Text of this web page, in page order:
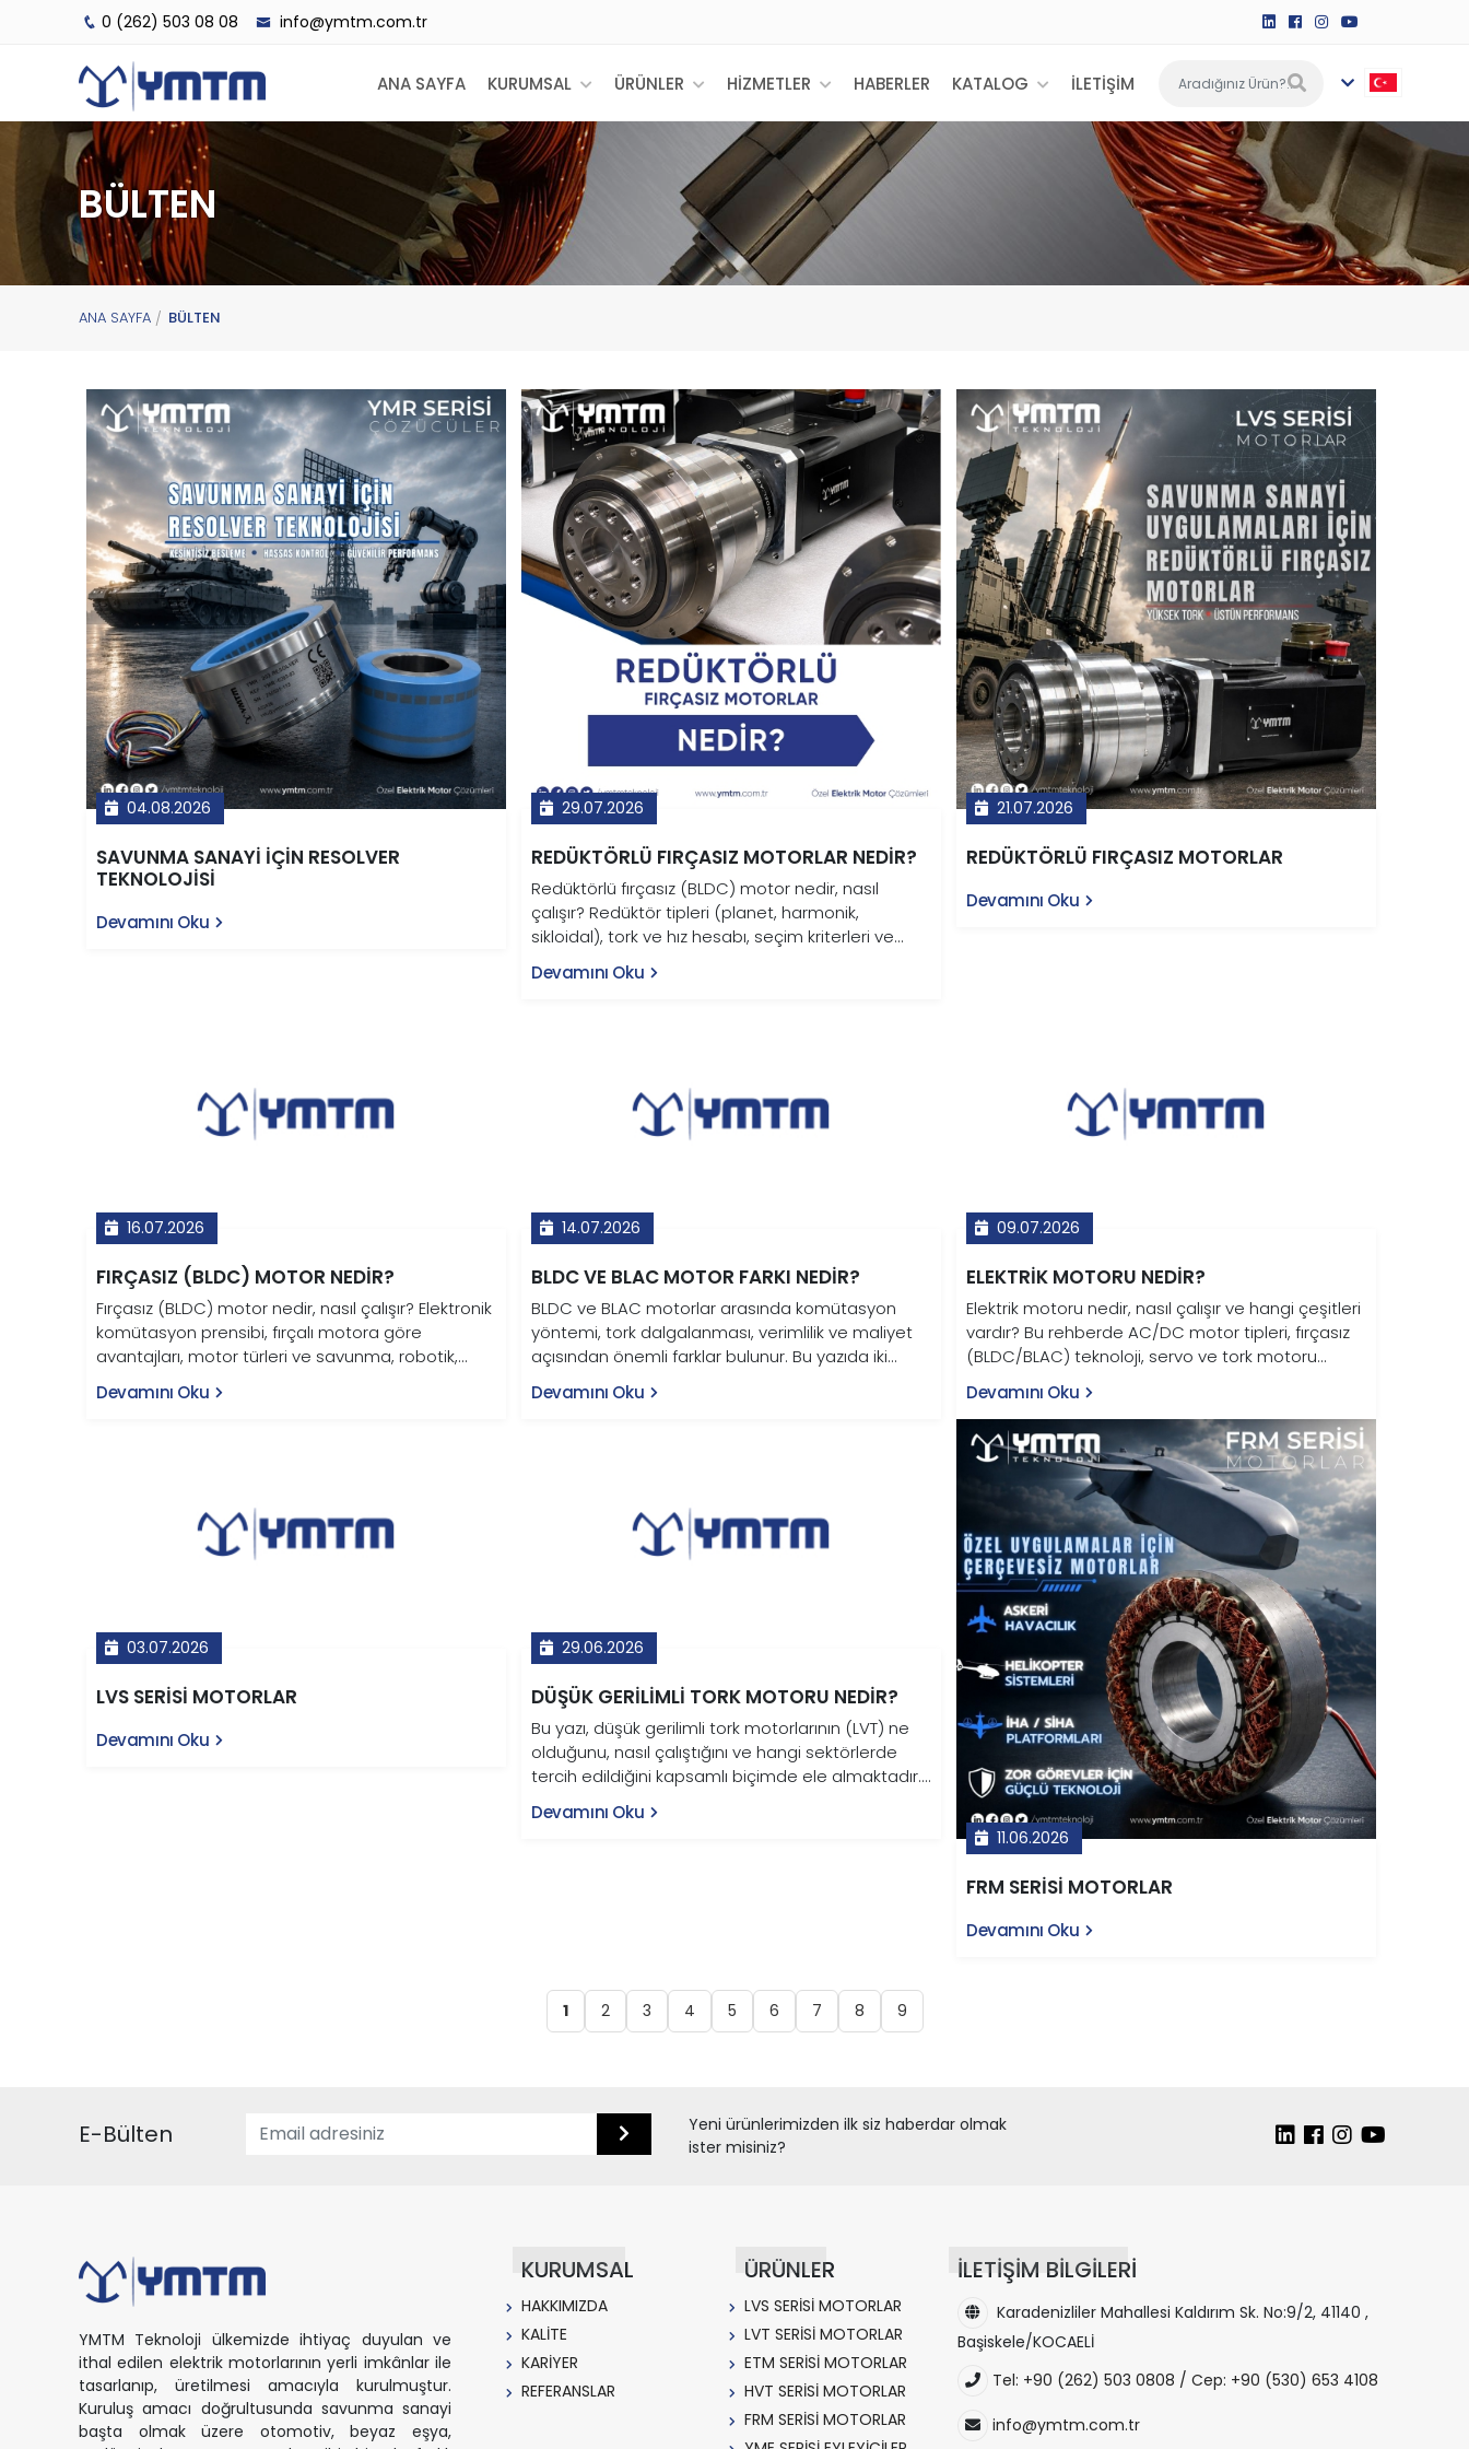
0 (262) 503 08 08 info@ymtm.com.tr
ANA SAYFA KURUMSAL ÜRÜNLER HİZMETLER HABERLER KATALOG İLETİŞİM
BÜLTEN
ANA SAYFA BÜLTEN
04.08.2026
SAVUNMA SANAYİ İÇİN RESOLVER
TEKNOLOJİSİ
Devamını Oku
29.07.2026
REDÜKTÖRLÜ FIRÇASIZ MOTORLAR NEDIR?
Redüktörlü fırçasız (BLDC) motor nedir, nasıl
çalışır? Redüktör tipleri (planet, harmonik,
sikloidal), tork ve hız hesabı, seçim kriterleri ve
robotik, AGV, savunma uygulamaları bu rehberde.
Devamını Oku
21.07.2026
REDÜKTÖRLÜ FIRÇASIZ MOTORLAR
Devamını Oku
16.07.2026
FIRÇASIZ (BLDC) MOTOR NEDIR?
Fırçasız (BLDC) motor nedir, nasıl çalışır? Elektronik
komütasyon prensibi, fırçalı motora göre
avantajları, motor türleri ve savunma, robotik,
otomotiv ve tarım uygulamaları bu rehberde.
Devamını Oku
14.07.2026
BLDC VE BLAC MOTOR FARKI NEDIR?
BLDC ve BLAC motorlar arasında komütasyon
yöntemi, tork dalgalanması, verimlilik ve maliyet
açısından önemli farklar bulunur. Bu yazıda iki
motor tipi karşılaştırmalı tablo ve grafiklerle teknik
olarak ele alınıyor.
Devamını Oku
09.07.2026
ELEKTRIK MOTORU NEDIR?
Elektrik motoru nedir, nasıl çalışır ve hangi çeşitleri
vardır? Bu rehberde AC/DC motor tipleri, fırçasız
(BLDC/BLAC) teknoloji, servo ve tork motoru
farkları ile endüstriyel kullanım alanları YMTM
Teknoloji uzmanlığıyla anlatılıyor.
Devamını Oku
03.07.2026
LVS SERİSİ MOTORLAR
Devamını Oku
29.06.2026
DÜŞÜK GERILIMLI TORK MOTORU NEDIR?
Bu yazı, düşük gerilimli tork motorlarının (LVT) ne
olduğunu, nasıl çalıştığını ve hangi sektörlerde
tercih edildiğini kapsamlı biçimde ele almaktadır.
Fırçasız sürekli mıknatıslı senkron motor
mimarisine sahip LVT motorlar; 12V–48V arasında
ve uzun ömür gibi avantajlarıyla geleneksel
motor-redüktör kombinasyonlarına üstün gelir.
YMTM Teknoloji'nin yerli tasarım ve üretim
çözümler sunmaktadır.
Devamını Oku
11.06.2026
FRM SERİSİ MOTORLAR
Devamını Oku
1 2 3 4 5 6 7 8 9
E-Bülten
Yeni ürünlerimizden ilk siz haberdar olmak
ister misiniz?
YMTM Teknoloji ülkemizde ihtiyaç duyulan ve
ithal edilen elektrik motorlarının yerli imkânlar ile
tasarlanıp, üretilmesi amacıyla kurulmuştur.
Kuruluş amacı doğrultusunda savunma sanayi
başta olmak üzere otomotiv, beyaz eşya,
KURUMSAL
HAKKIMIZDA
KALİTE
KARİYER
REFERANSLAR
ÜRÜNLER
LVS SERİSİ MOTORLAR
LVT SERİSİ MOTORLAR
ETM SERİSİ MOTORLAR
HVT SERİSİ MOTORLAR
FRM SERİSİ MOTORLAR
İLETİŞİM BİLGİLERİ
Karadenizliler Mahallesi Kaldırım Sk. No:9/2, 41140 ,
Başiskele/KOCAELİ
Tel: +90 (262) 503 0808 / Cep: +90 (530) 653 4108
info@ymtm.com.tr